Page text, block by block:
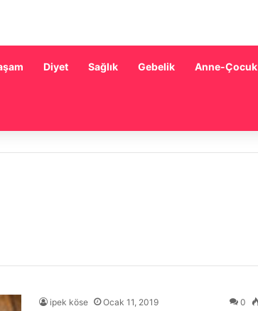
Diyet Sağlık Gebelik Anne-Çocuk
ipek köse Ocak 11, 2019 0